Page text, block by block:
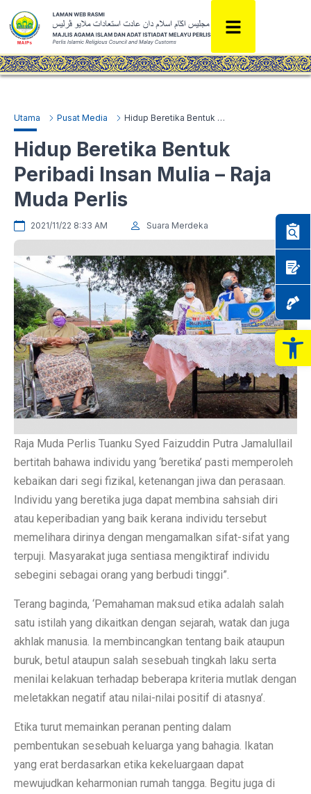
Utama Pusat Media Hidup Beretika Bentuk Peribadi Insan Mulia – Raja Muda Perlis
Hidup Beretika Bentuk
Peribadi Insan Mulia – Raja
Muda Perlis
2021/11/22 8:33 AM Suara Merdeka
Raja Muda Perlis Tuanku Syed Faizuddin Putra Jamalullail
bertitah bahawa individu yang ‘beretika’ pasti memperoleh
kebaikan dari segi fizikal, ketenangan jiwa dan perasaan.
Individu yang beretika juga dapat membina sahsiah diri
atau keperibadian yang baik kerana individu tersebut
memelihara dirinya dengan mengamalkan sifat-sifat yang
terpuji. Masyarakat juga sentiasa mengiktiraf individu
sebegini sebagai orang yang berbudi tinggi”.
Terang baginda, ‘Pemahaman maksud etika adalah salah
satu istilah yang dikaitkan dengan sejarah, watak dan juga
akhlak manusia. Ia membincangkan tentang baik ataupun
buruk, betul ataupun salah sesebuah tingkah laku serta
menilai kelakuan terhadap beberapa kriteria mutlak dengan
meletakkan negatif atau nilai-nilai positif di atasnya’.
Etika turut memainkan peranan penting dalam
pembentukan sesebuah keluarga yang bahagia. Ikatan
yang erat berdasarkan etika kekeluargaan dapat
mewujudkan keharmonian rumah tangga. Begitu juga di